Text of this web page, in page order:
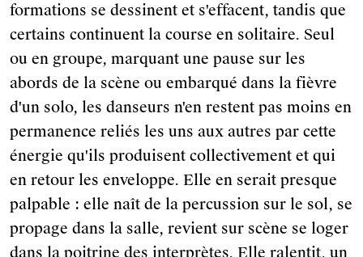
formations se dessinent et s'effacent, tandis que
certains continuent la course en solitaire. Seul
ou en groupe, marquant une pause sur les
abords de la scène ou embarqué dans la fièvre
d'un solo, les danseurs n'en restent pas moins en
permanence reliés les uns aux autres par cette
énergie qu'ils produisent collectivement et qui
en retour les enveloppe. Elle en serait presque
palpable : elle naît de la percussion sur le sol, se
propage dans la salle, revient sur scène se loger